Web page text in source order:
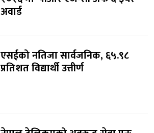
अवार्ड
एसईको नतिजा सार्वजनिक, ६५.९८
प्रतिशत विद्यार्थी उत्तीर्ण